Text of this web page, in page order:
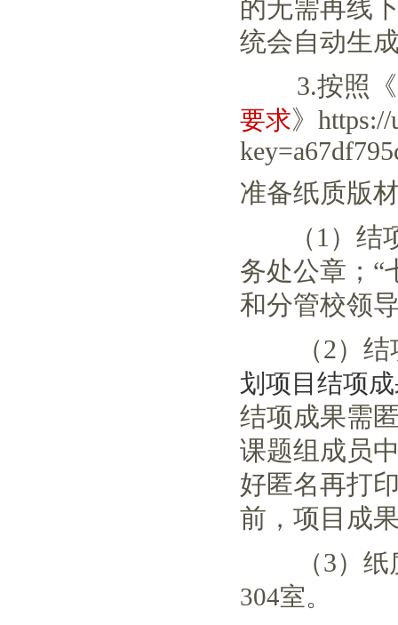
的无需再线
统会自动生
3.按照《
要求》
准备纸质版
（1）结
务处公章；“
和分管校领
（2）结
划项目结项
结项成果需
课题组成员
好匿名再打
前，项目成
（3） 纸
304室。